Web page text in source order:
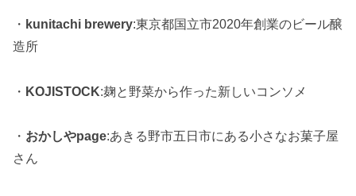
・ kunitachi brewery:東京都国立市2020年創業のビール醸
造所
・ KOJISTOCK:麹と野菜から作った新しいコンソメ
・ おかしやpage:あきる野市五日市にある小さなお菓子屋
さん